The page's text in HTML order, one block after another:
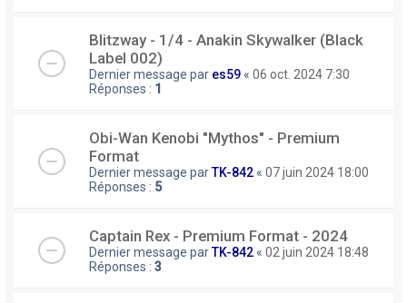
Blitzway - 1/4 - Anakin Skywalker (Black
Label 002)
Dernier message par es59 « 06 oct. 2024 7:30
Réponses : 1
Obi-Wan Kenobi "Mythos" - Premium
Format
Dernier message parTK-842 « 07 juin 2024 18:00
Réponses : 5
Captain Rex - Premium Format - 2024
Dernier message parTK-842 « 02 juin 2024 18:48
Réponses : 3